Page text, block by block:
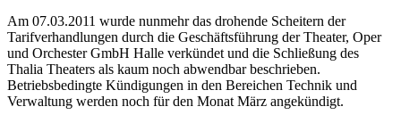
Am 07.03.2011 wurde nunmehr das drohende Scheitern der
Tarifverhandlungen durch die Geschäftsführung der Theater, Oper
und Orchester GmbH Halle verkündet und die Schließung des
Thalia Theaters als kaum noch abwendbar beschrieben.
Betriebsbedingte Kündigungen in den Bereichen Technik und
Verwaltung werden noch für den Monat März angekündigt.